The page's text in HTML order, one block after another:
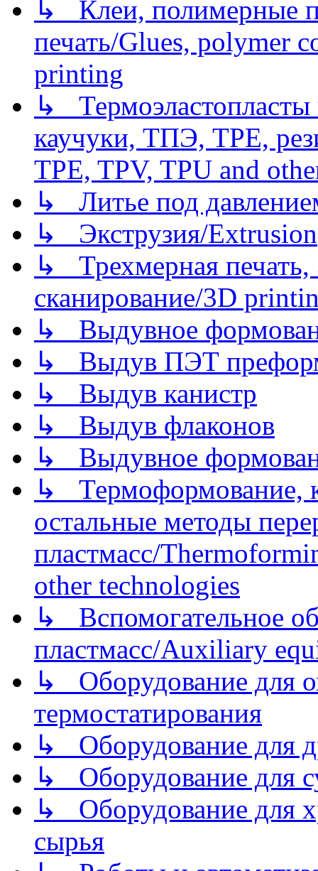
↳ Клеи, полимерные
печать/Glues, polymer
printing
↳
каучуки, ТПЭ, TPE,
TPE, TPV, TPU and
↳ Литье под
↳ Экструзия/Extrusion
↳ Трехмерная
сканирование/3D
↳ Выдувное
↳ Выдув ПЭТ
↳ Выдув канистр
↳ Выдув флаконов
↳ Выдувное
↳ Термоформование,
остальные методы
пластмасс/
other technologies
↳ Вспомогательное
пластмасс/Auxiliary
↳ Оборудование для
термостатирования
↳ Оборудование для
↳ Оборудование для
↳ Оборудование для
сырья